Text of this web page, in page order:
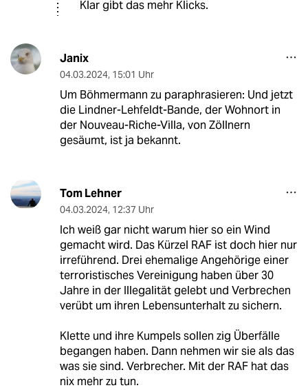
Klar gibt das mehr Klicks.
Janix
04.03.2024, 15:01 Uhr
Um Böhmermann zu paraphrasieren: Und jetzt
die Lindner-Lehfeldt-Bande, der Wohnort in
der Nouveau-Riche-Villa, von Zöllnern
gesäumt, ist ja bekannt.
Tom Lehner
04.03.2024, 12:37 Uhr
Ich weiß gar nicht warum hier so ein Wind
gemacht wird. Das Kürzel RAF ist doch hier nur
irreführend. Drei ehemalige Angehörige einer
terroristisches Vereinigung haben über 30
Jahre in der Illegalität gelebt und Verbrechen
verübt um ihren Lebensunterhalt zu sichern.
Klette und ihre Kumpels sollen zig Überfälle
begangen haben. Dann nehmen wir sie als das
was sie sind. Verbrecher. Mit der RAF hat das
nix mehr zu tun.